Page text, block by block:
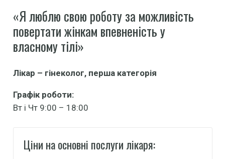
«Я люблю свою роботу за можливість
повертати жінкам впевненість у
власному тілі»
Лікар – гінеколог, перша категорія
Графік роботи:
Вт і Чт 9:00 – 18:00
Ціни на основні послуги лікаря: